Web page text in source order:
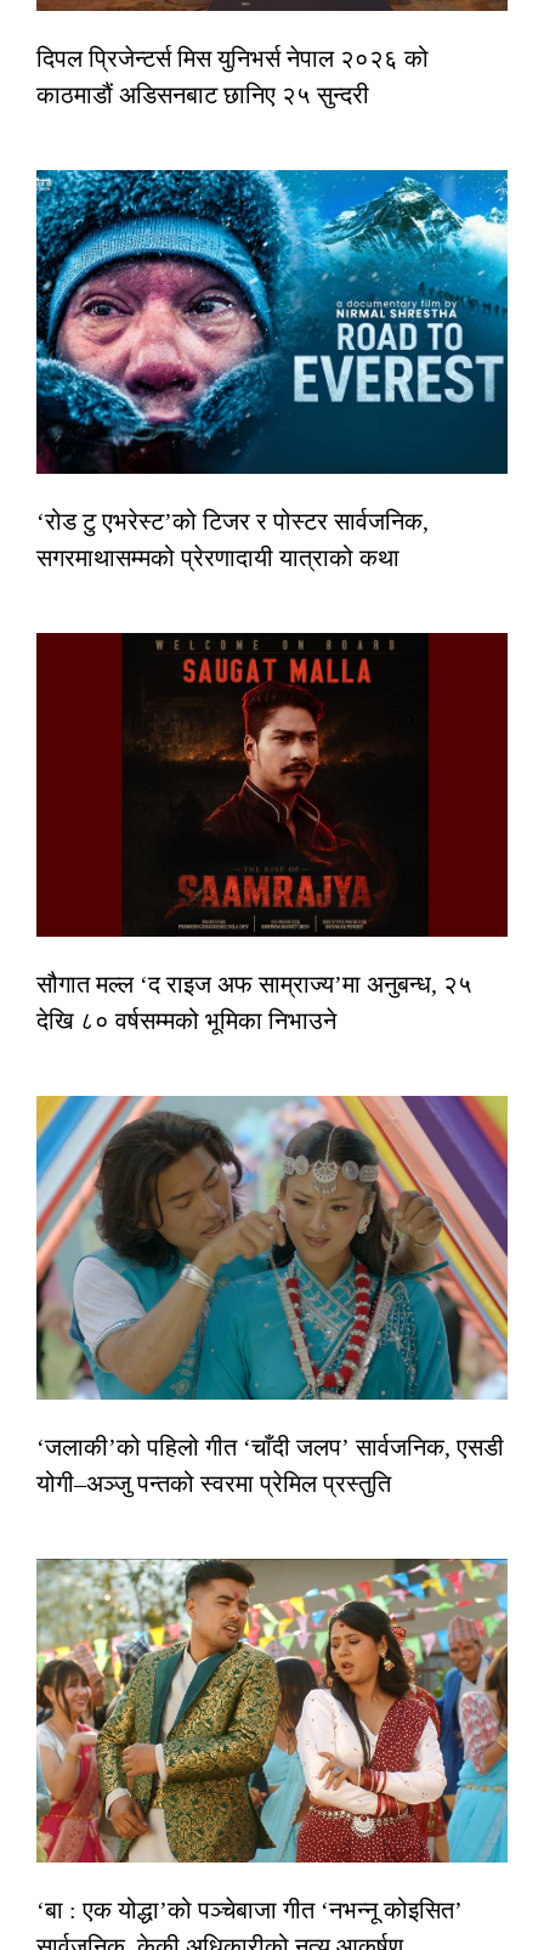
दिपल प्रिजेन्टर्स मिस युनिभर्स नेपाल २०२६ को
काठमाडौं अडिसनबाट छानिए २५ सुन्दरी
‘रोड टु एभरेस्ट’को टिजर र पोस्टर सार्वजनिक,
सगरमाथासम्मको प्रेरणादायी यात्राको कथा
सौगात मल्ल ‘द राइज अफ साम्राज्य’मा अनुबन्ध, २५
देखि ८० वर्षसम्मको भूमिका निभाउने
‘जलाकी’को पहिलो गीत ‘चाँदी जलप’ सार्वजनिक, एसडी
योगी–अञ्जु पन्तको स्वरमा प्रेमिल प्रस्तुति
‘बा : एक योद्धा’को पञ्चेबाजा गीत ‘नभन्नू कोइसित’